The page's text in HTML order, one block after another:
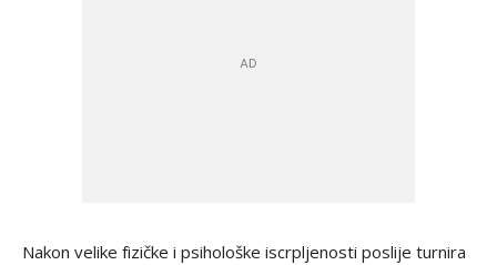
Nakon velike fizičke i psihološke iscrpljenosti poslije turnira